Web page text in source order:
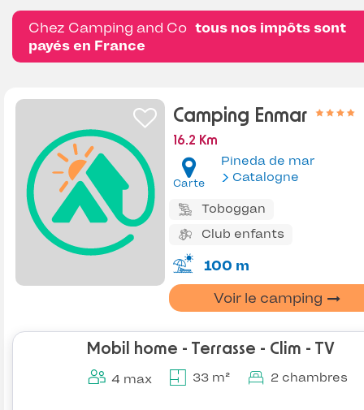
Chez Camping and Co tous nos impôts sont
payés en France
Camping Enmar
16.2 Km
Carte
Pineda de mar
Catalogne
Toboggan
Club enfants
100 m
Voir le camping
Mobil home - Terrasse - Clim - TV
4 max 33 m² 2 chambres